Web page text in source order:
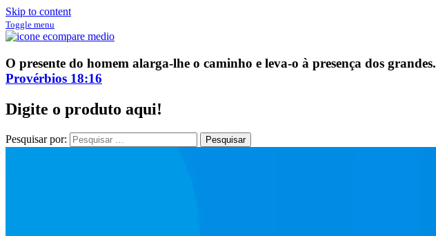
Skip to content
Toggle menu
ECompare e EConomize
ECompare e EConomize nas Lojas dos principais Marketplaces brasileiros
O presente do homem alarga-lhe o caminho e leva-o à presença dos grandes.
Provérbios 18:16
Digite o produto aqui!
Pesquisar por: